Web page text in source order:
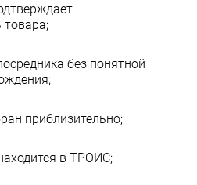
товара;
без понятной
приблизительно;
в ТРОИС;